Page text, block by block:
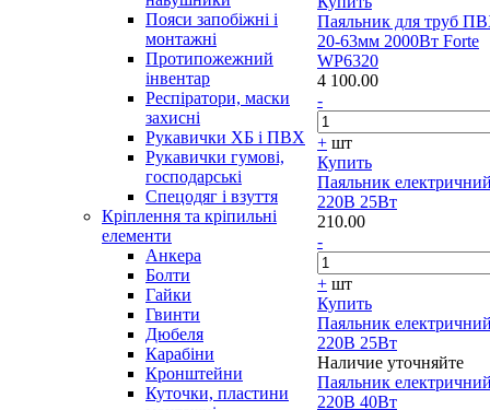
Пояси запобіжні і
монтажні
Протипожежний
інвентар
Респіратори, маски
захисні
Рукавички ХБ і ПВХ
Рукавички гумові,
господарські
Спецодяг і взуття
Кріплення та кріпильні
елементи
Анкера
Болти
Гайки
Гвинти
Дюбеля
Карабіни
Кронштейни
Куточки, пластини
Паяльник для труб
20-63мм 2000Вт Forte
WP6320
4 100.00
-
+ шт
Купить
Паяльник
220В 25Вт
210.00
-
+ шт
Купить
Паяльник
220В 25Вт
Наличие уточняйте
Паяльник
220В 40Вт